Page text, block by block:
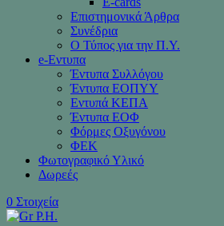
Επιστημονικά Άρθρα
Συνέδρια
Ο Τύπος για την Π.Υ.
e-Eντυπα
Έντυπα Συλλόγου
Έντυπα ΕΟΠΥΥ
Εντυπά ΚΕΠΑ
Έντυπα ΕΟΦ
Φόρμες Οξυγόνου
ΦΕΚ
Φωτογραφικό Υλικό
Δωρεές
0 Στοιχεία